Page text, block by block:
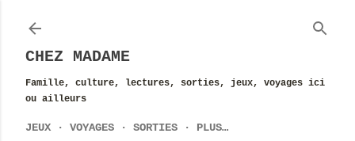
CHEZ MADAME
Famille, culture, lectures, sorties, jeux, voyages ici
ou ailleurs
JEUX VOYAGES SORTIES PLUS…